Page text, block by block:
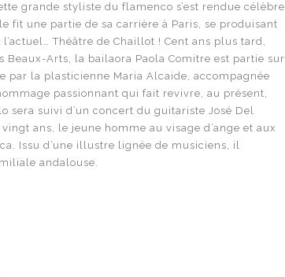
grande styliste du flamenco s’est rendue célèbre
fit une partie de sa carrière à Paris, se produisant
Théâtre de Chaillot ! Cent ans plus tard,
Beaux-Arts, la bailaora Paola Comitre est partie sur
par la plasticienne Maria Alcaide, accompagnée
passionnant qui fait revivre, au présent,
sera suivi d’un concert du guitariste José Del
ans, le jeune homme au visage d’ange et aux
Issu d’une illustre lignée de musiciens, il
andalouse.